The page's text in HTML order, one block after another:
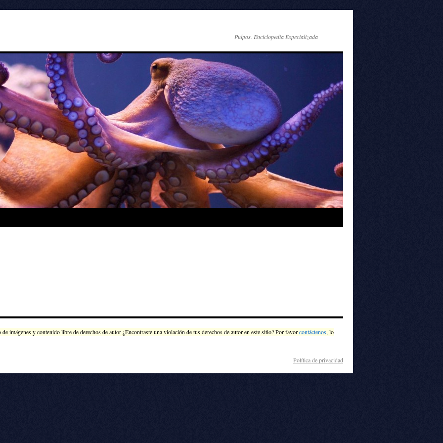
Pulpos. Enciclopedia Especializada
imágenes y contenido libre de derechos de autor ¿Encontraste una violación de tus derechos de autor en este sitio? Por favorcontáctenos, lo
Política de privacidad